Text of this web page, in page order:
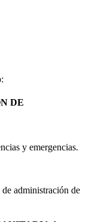
DE
y emergencias.
administración de